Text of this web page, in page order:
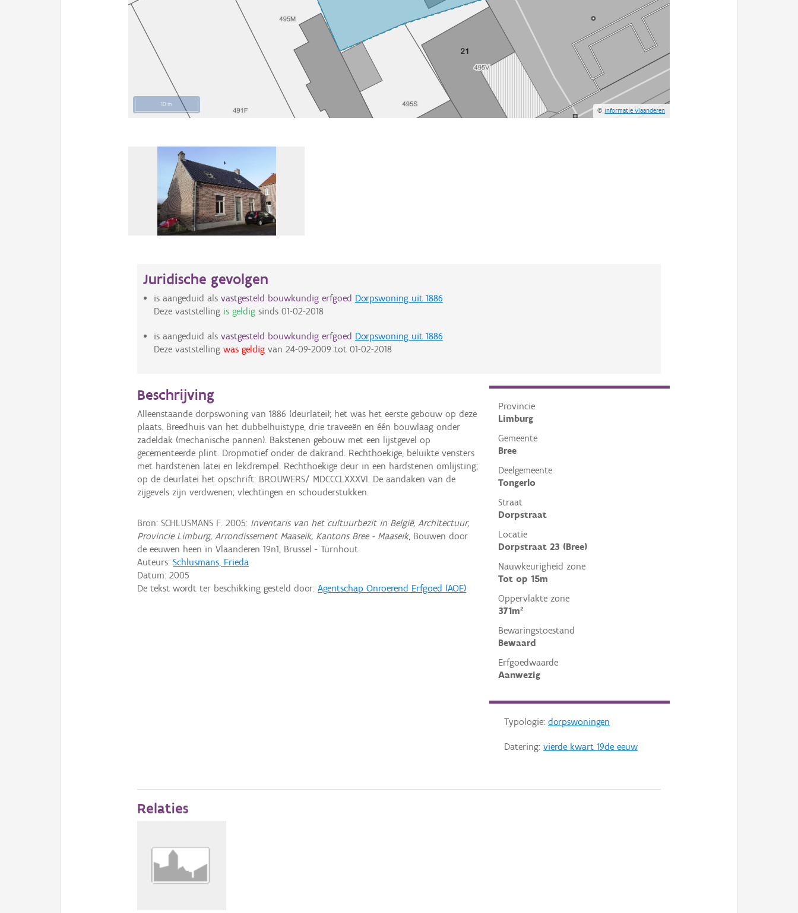
10 m
©Informatie Vlaanderen
Juridische gevolgen
is aangeduid als vastgesteld bouwkundig erfgoed Dorpswoning uit 1886
Deze vaststelling is geldigsinds 01-02-2018
is aangeduid als vastgesteld bouwkundig erfgoed Dorpswoning uit 1886
Deze vaststelling was geldigvan 24-09-2009 tot 01-02-2018
Provincie
Limburg
Gemeente
Bree
Deelgemeente
Tongerlo
Straat
Dorpstraat
Locatie
Dorpstraat 23 (Bree)
Nauwkeurigheid zone
Tot op 15m
Oppervlakte zone
371m²
Bewaringstoestand
Bewaard
Erfgoedwaarde
Aanwezig
Typologie: dorpswoningen
Datering: vierde kwart 19de eeuw
Beschrijving
Alleenstaande dorpswoning van 1886 (deurlatei); het was het eerste gebouw op deze
plaats. Breedhuis van het dubbelhuistype, drie traveeën en één bouwlaag onder
zadeldak (mechanische pannen). Bakstenen gebouw met een lijstgevel op
gecementeerde plint. Dropmotief onder de dakrand. Rechthoekige, beluikte vensters
met hardstenen latei en lekdrempel. Rechthoekige deur in een hardstenen omlijsting;
op de deurlatei het opschrift: BROUWERS/ MDCCCLXXXVI. De aandaken van de
zijgevels zijn verdwenen; vlechtingen en schouderstukken.
Bron: SCHLUSMANS F. 2005: Inventaris van het cultuurbezit in België, Architectuur,
Provincie Limburg, Arrondissement Maaseik, Kantons Bree - Maaseik, Bouwen door
de eeuwen heen in Vlaanderen 19n1, Brussel - Turnhout.
Auteurs:Schlusmans, Frieda
Datum:2005
De tekst wordt ter beschikking gesteld door:Agentschap Onroerend Erfgoed (AOE)
Relaties